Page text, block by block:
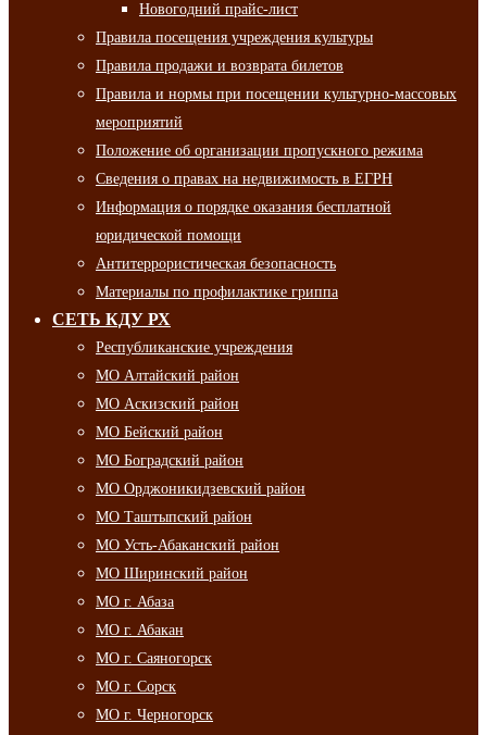
Новогодний прайс-лист
Правила посещения учреждения культуры
Правила продажи и возврата билетов
Правила и нормы при посещении культурно-массовых
мероприятий
Положение об организации пропускного режима
Сведения о правах на недвижимость в ЕГРН
Информация о порядке оказания бесплатной
юридической помощи
Антитеррористическая безопасность
Материалы по профилактике гриппа
СЕТЬ КДУ РХ
Республиканские учреждения
МО Алтайский район
МО Аскизский район
МО Бейский район
МО Боградский район
МО Орджоникидзевский район
МО Таштыпский район
МО Усть-Абаканский район
МО Ширинский район
МО г. Абаза
МО г. Абакан
МО г. Саяногорск
МО г. Сорск
МО г. Черногорск